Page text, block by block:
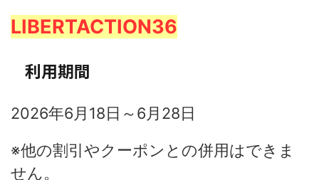
LIBERTACTION36
利用期間
2026年6月18日～6月28日
※他の割引やクーポンとの併用はできま
せん。